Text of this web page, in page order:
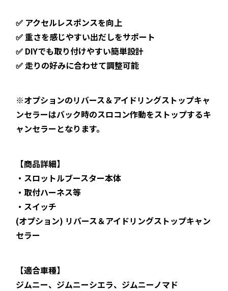
✅ アクセルレスポンスを向上
✅ 重さを感じやすい出だしをサポート
✅ DIYでも取り付けやすい簡単設計
✅ 走りの好みに合わせて調整可能
※オプションのリバース＆アイドリングストップキャ
ンセラーはバック時のスロコン作動をストップするキ
ャンセラーとなります。
【商品詳細】
・スロットルブースター本体
・取付ハーネス等
・スイッチ
(オプション) リバース＆アイドリングストップキャン
セラー
【適合車種】
ジムニー、ジムニーシエラ、ジムニーノマド